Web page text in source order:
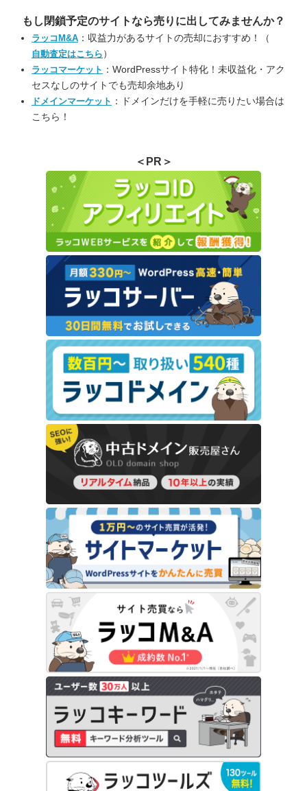
もし閉鎖予定のサイトなら売りに出してみませんか？
ラッコM&A ：収益力があるサイトの売却におすすめ！（
自動査定はこちら ）
ラッコマーケット ：WordPressサイト特化！未収益化・アク
セスなしのサイトでも売却余地あり
ドメインマーケット ：ドメインだけを手軽に売りたい場合は
こちら！
＜PR＞